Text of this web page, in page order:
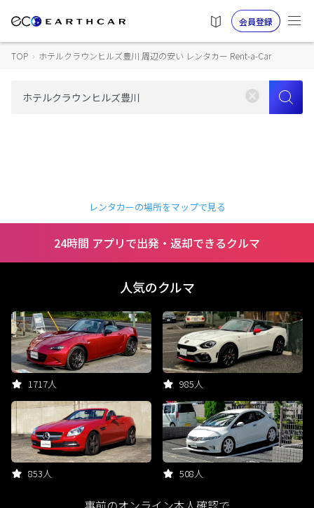
会員登録
TOP › ホテルクラウンヒルズ豊川 周辺の安い レンタカー Rent-a-Car
レンタカーの場所をマップで見る
24時間 アプリで出発・返却できるクルマ
人気のクルマ
1717人 985人
853人 508人